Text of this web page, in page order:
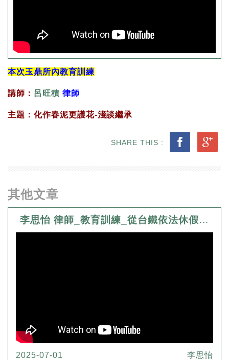
本次玉鼎所內教育訓練
講師： 呂旺積 律師
主題：化作春泥更護花-淺談繼承
SHARE THIS :
其他文章
李思怡 律師_教育訓練_從台鐵依法休假淺談我國工會活動與罷工權之交錯
2025-07-01 李思怡